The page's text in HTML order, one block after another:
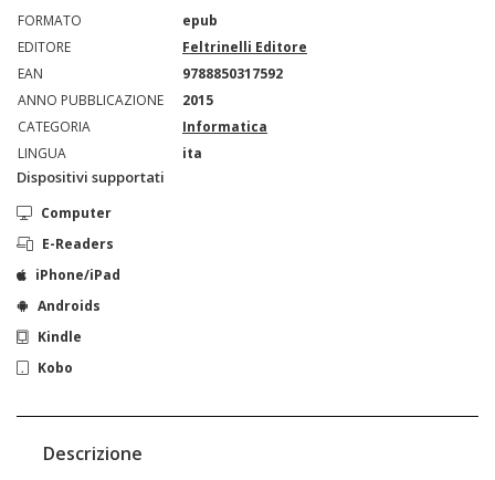
FORMATO
epub
EDITORE
Feltrinelli Editore
EAN
9788850317592
ANNO PUBBLICAZIONE
2015
CATEGORIA
Informatica
LINGUA
ita
Dispositivi supportati
Computer
E-Readers
iPhone/iPad
Androids
Kindle
Kobo
Descrizione